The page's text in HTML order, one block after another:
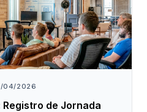
04/2026
de Jornada